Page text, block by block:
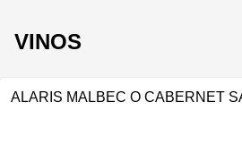
VINOS
ALARIS MALBEC O CABERNET